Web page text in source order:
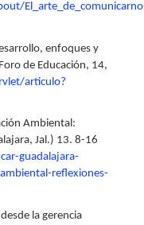
enfoques y
de Educación, 14,
articulo?
Ambiental:
Jal.) 13. 8-16
guadalajara-
reflexiones-
la gerencia